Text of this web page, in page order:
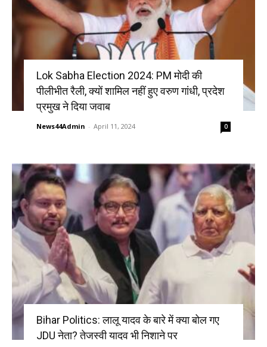
Lok Sabha Election 2024: PM मोदी की
पीलीभीत रैली, क्यों शामिल नहीं हुए वरुण गांधी, प्रदेश
प्रमुख ने दिया जवाब
News44Admin - April 11, 2024 0
Bihar Politics: लालू यादव के बारे में क्या बोल गए
JDU नेता? तेजस्वी यादव भी निशाने पर